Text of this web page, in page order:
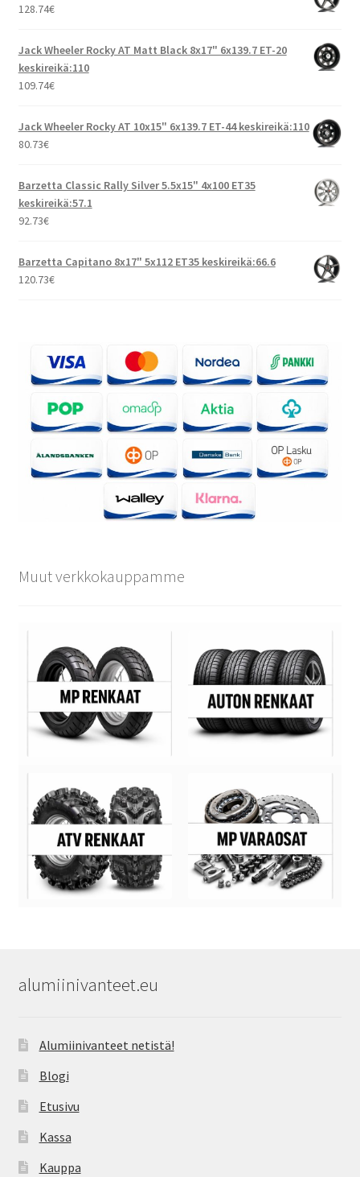
128.74€
Jack Wheeler Rocky AT Matt Black 8x17" 6x139.7 ET-20
keskireikä:110
109.74€
Jack Wheeler Rocky AT 10x15" 6x139.7 ET-44 keskireikä:110
80.73€
Barzetta Classic Rally Silver 5.5x15" 4x100 ET35
keskireikä:57.1
92.73€
Barzetta Capitano 8x17" 5x112 ET35 keskireikä:66.6
120.73€
Muut verkkokauppamme
alumiinivanteet.eu
Alumiinivanteet netistä!
Blogi
Etusivu
Kassa
Kauppa